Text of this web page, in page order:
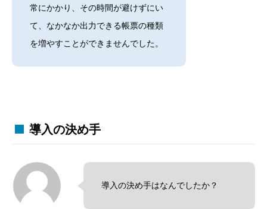
常にかかり、その時間が避けずにい
て、なかなか出力できる帳票の種類
を増やすことができませんでした。
導入の決め手
導入の決め手はなんでしたか？